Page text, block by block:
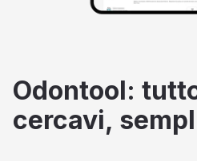
Odontool:
cercavi,